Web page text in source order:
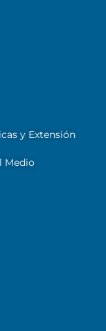
y Extensión
Medio